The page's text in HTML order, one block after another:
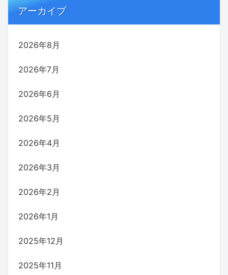
アーカイブ
2026年8月
2026年7月
2026年6月
2026年5月
2026年4月
2026年3月
2026年2月
2026年1月
2025年12月
2025年11月